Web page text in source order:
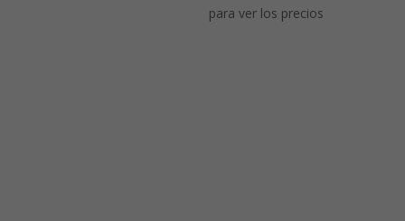
para ver los precios